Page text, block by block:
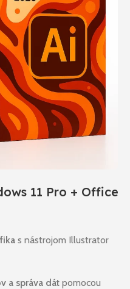
11 Pro + Office
s nástrojom Illustrator
a správa dát pomocou